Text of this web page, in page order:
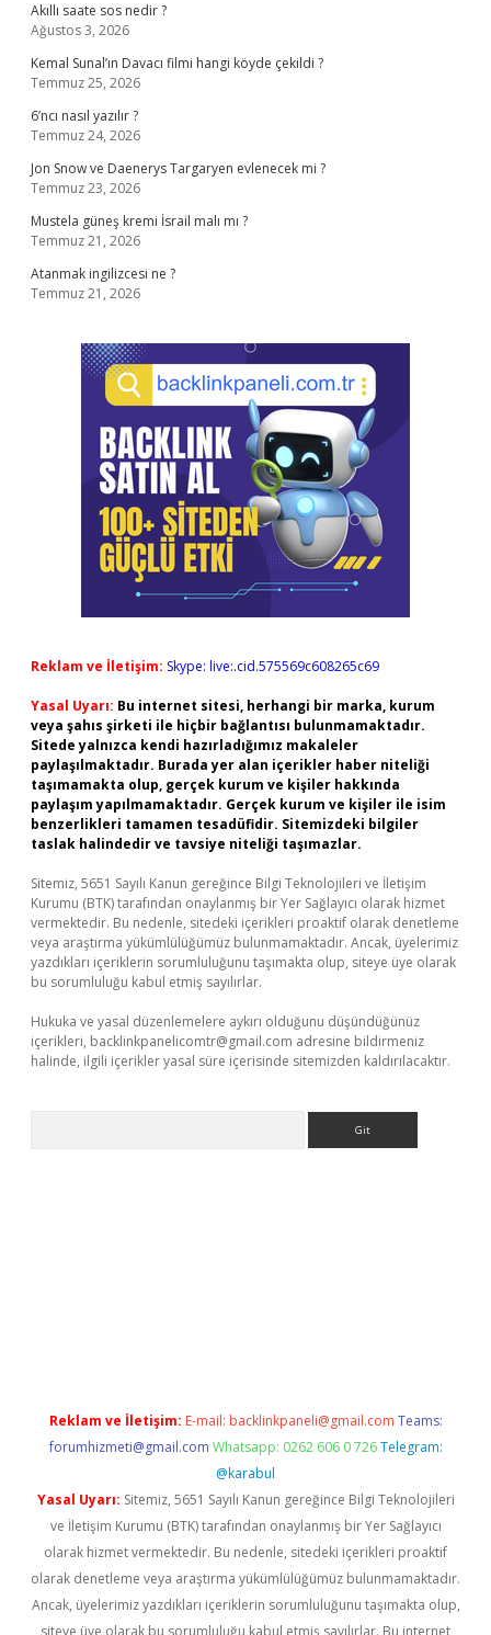
Akıllı saate sos nedir ?
Ağustos 3, 2026
Kemal Sunal’ın Davacı filmi hangi köyde çekildi ?
Temmuz 25, 2026
6’ncı nasıl yazılır ?
Temmuz 24, 2026
Jon Snow ve Daenerys Targaryen evlenecek mi ?
Temmuz 23, 2026
Mustela güneş kremi İsrail malı mı ?
Temmuz 21, 2026
Atanmak ingilizcesi ne ?
Temmuz 21, 2026
Reklam ve İletişim: Skype: live:.cid.575569c608265c69
Yasal Uyarı: Bu internet sitesi, herhangi bir marka, kurum
veya şahıs şirketi ile hiçbir bağlantısı bulunmamaktadır.
Sitede yalnızca kendi hazırladığımız makaleler
paylaşılmaktadır. Burada yer alan içerikler haber niteliği
taşımamakta olup, gerçek kurum ve kişiler hakkında
paylaşım yapılmamaktadır. Gerçek kurum ve kişiler ile isim
benzerlikleri tamamen tesadüfidir. Sitemizdeki bilgiler
taslak halindedir ve tavsiye niteliği taşımazlar.
Sitemiz, 5651 Sayılı Kanun gereğince Bilgi Teknolojileri ve İletişim
Kurumu (BTK) tarafından onaylanmış bir Yer Sağlayıcı olarak hizmet
vermektedir. Bu nedenle, sitedeki içerikleri proaktif olarak denetleme
veya araştırma yükümlülüğümüz bulunmamaktadır. Ancak, üyelerimiz
yazdıkları içeriklerin sorumluluğunu taşımakta olup, siteye üye olarak
bu sorumluluğu kabul etmiş sayılırlar.
Hukuka ve yasal düzenlemelere aykırı olduğunu düşündüğünüz
içerikleri, backlinkpanelicomtr@gmail.com adresine bildirmeniz
halinde, ilgili içerikler yasal süre içerisinde sitemizden kaldırılacaktır.
Reklam ve İletişim: E-mail: backlinkpaneli@gmail.com Teams:
forumhizmeti@gmail.com Whatsapp: 0262 606 0 726 Telegram:
@karabul
Yasal Uyarı: Sitemiz, 5651 Sayılı Kanun gereğince Bilgi Teknolojileri
ve İletişim Kurumu (BTK) tarafından onaylanmış bir Yer Sağlayıcı
olarak hizmet vermektedir. Bu nedenle, sitedeki içerikleri proaktif
olarak denetleme veya araştırma yükümlülüğümüz bulunmamaktadır.
Ancak, üyelerimiz yazdıkları içeriklerin sorumluluğunu taşımakta olup,
siteye üye olarak bu sorumluluğu kabul etmiş sayılırlar. Bu internet